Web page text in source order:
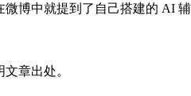
博中就提到了自己搭建的 AI 辅
章出处。